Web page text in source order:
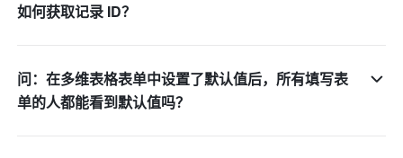
如何获取记录 ID？
问：在多维表格表单中设置了默认值后，所有填写表
单的人都能看到默认值吗？